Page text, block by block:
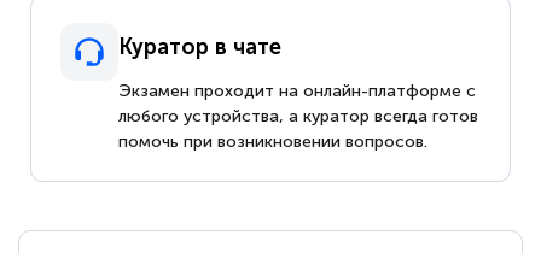
Куратор в чате
Экзамен проходит на онлайн-платформе с
любого устройства, а куратор всегда готов
помочь при возникновении вопросов.